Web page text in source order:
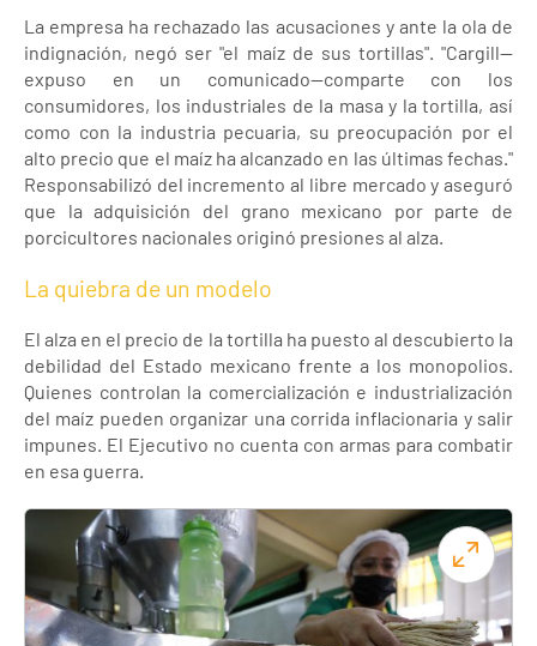
La empresa ha rechazado las acusaciones y ante la ola de
indignación, negó ser "el maíz de sus tortillas". "Cargill—
expuso en un comunicado—comparte con los
consumidores, los industriales de la masa y la tortilla, así
como con la industria pecuaria, su preocupación por el
alto precio que el maíz ha alcanzado en las últimas fechas."
Responsabilizó del incremento al libre mercado y aseguró
que la adquisición del grano mexicano por parte de
porcicultores nacionales originó presiones al alza.
La quiebra de un modelo
El alza en el precio de la tortilla ha puesto al descubierto la
debilidad del Estado mexicano frente a los monopolios.
Quienes controlan la comercialización e industrialización
del maíz pueden organizar una corrida inflacionaria y salir
impunes. El Ejecutivo no cuenta con armas para combatir
en esa guerra.